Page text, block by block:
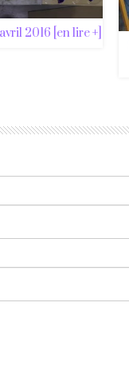
2016 [en lire +]